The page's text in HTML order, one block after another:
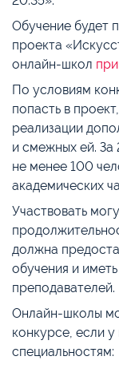
Обучение будет
проекта
онлайн-школ
По условиям
попасть в
реализации
и смежных ей. За
не менее 100
академических
Участвовать
должна
обучения и
преподавателей.
Онлайн-школы
конкурсе, если
специальностям: